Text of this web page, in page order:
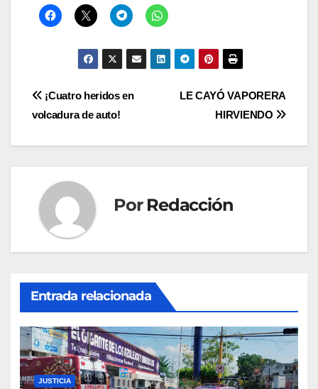
Navegación
LE CAYÓ VAPORERA
HIRVIENDO
¡Cuatro heridos en
volcadura de auto!
Por Redacción
Entrada relacionada
JUSTICIA